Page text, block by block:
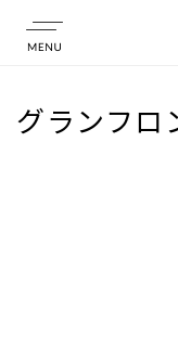
店舗情報
グランフロ